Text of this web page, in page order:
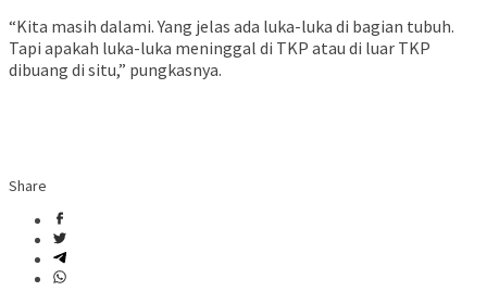
“Kita masih dalami. Yang jelas ada luka-luka di bagian tubuh.
Tapi apakah luka-luka meninggal di TKP atau di luar TKP
dibuang di situ,” pungkasnya.
Share